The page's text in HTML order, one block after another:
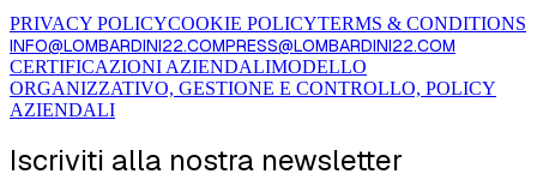
PRIVACY POLICYCOOKIE POLICYTERMS & CONDITIONS
INFO@LOMBARDINI22.COMPRESS@LOMBARDINI22.COM
CERTIFICAZIONI AZIENDALIMODELLO
ORGANIZZATIVO, GESTIONE E CONTROLLO, POLICY
AZIENDALI
Iscriviti alla nostra newsletter